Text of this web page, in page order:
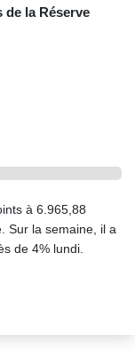
la Réserve
à 6.965,88
Sur la semaine, il a
de 4% lundi.